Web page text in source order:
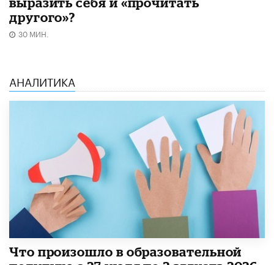
другого»?
30 МИН.
АНАЛИТИКА
​Что произошло в образовательной